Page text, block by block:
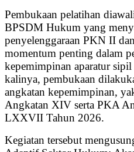
Pembukaan pelatihan
BPSDM Hukum yang
penyelenggaraan PKN II
momentum penting dalam
kepemimpinan aparatur
kalinya, pembukaan
angkatan kepemimpinan,
Angkatan XIV serta PKA
LXXVII Tahun 2026.
Kegiatan tersebut